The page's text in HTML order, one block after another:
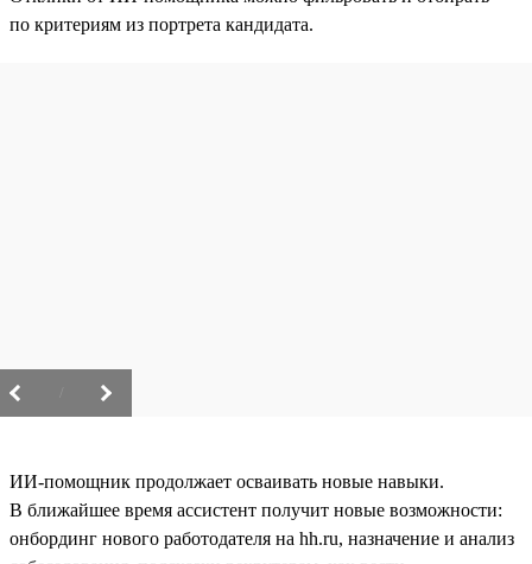
по критериям из портрета кандидата.
ИИ-помощник продолжает осваивать новые навыки.
В ближайшее время ассистент получит новые возможности:
онбординг нового работодателя на hh.ru, назначение и анализ